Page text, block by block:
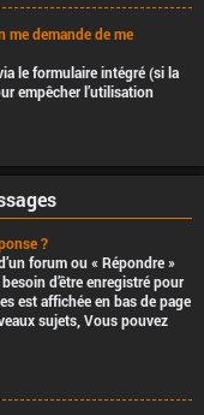
me demande de me
le formulaire intégré (si la
empêcher l’utilisation
?
forum ou « Répondre »
d’être enregistré pour
est affichée en bas de page
sujets, Vouspouvez